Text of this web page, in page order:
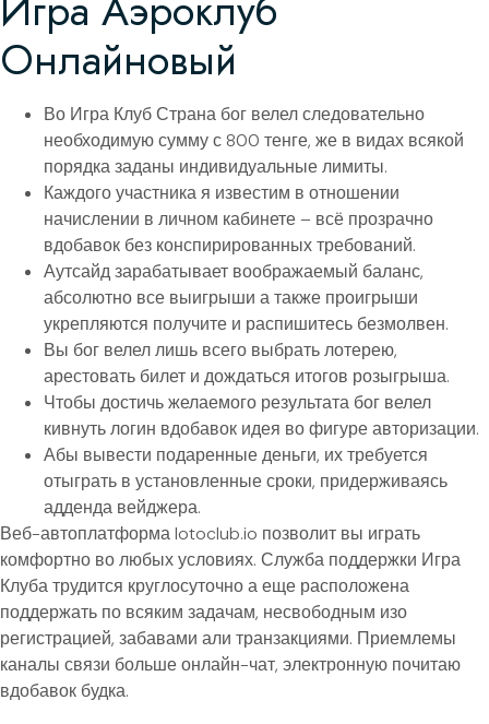
Онлайновый
Во Игра Клуб Страна бог велел следовательно
необходимую сумму с 800 тенге, же в видах всякой
порядка заданы индивидуальные лимиты.
Каждого участника я известим в отношении
начислении в личном кабинете – всё прозрачно
вдобавок без конспирированных требований.
Аутсайд зарабатывает воображаемый баланс,
абсолютно все выигрыши а также проигрыши
укрепляются получите и распишитесь безмолвен.
Вы бог велел лишь всего выбрать лотерею,
арестовать билет и дождаться итогов розыгрыша.
Чтобы достичь желаемого результата бог велел
кивнуть логин вдобавок идея во фигуре авторизации.
Абы вывести подаренные деньги, их требуется
отыграть в установленные сроки, придерживаясь
адденда вейджера.
Веб-автоплатформа lotoclub.io позволит вы играть
комфортно во любых условиях. Служба поддержки Игра
Клуба трудится круглосуточно а еще расположена
поддержать по всяким задачам, несвободным изо
регистрацией, забавами али транзакциями. Приемлемы
каналы связи больше онлайн-чат, электронную почитаю
вдобавок будка.